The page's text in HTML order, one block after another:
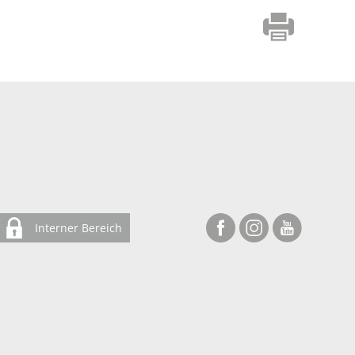
Interner Bereich